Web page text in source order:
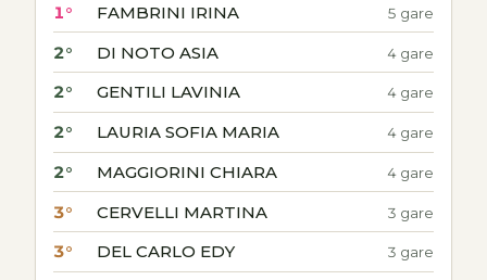
1° FAMBRINI IRINA 5 gare
2° DI NOTO ASIA 4 gare
2° GENTILI LAVINIA 4 gare
2° LAURIA SOFIA MARIA 4 gare
2° MAGGIORINI CHIARA 4 gare
3° CERVELLI MARTINA 3 gare
3° DEL CARLO EDY 3 gare